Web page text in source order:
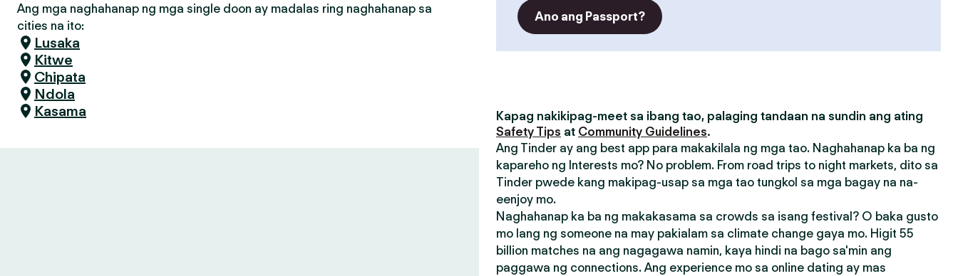
Ang mga naghahanap ng mga single doon ay madalas ring naghahanap sa
cities na ito:
Lusaka
Kitwe
Chipata
Ndola
Kasama
Ano ang Passport?
Kapag nakikipag-meet sa ibang tao, palaging tandaan na sundin ang ating
Safety Tips at Community Guidelines.
Ang Tinder ay ang best app para makakilala ng mga tao. Naghahanap ka ba ng
kapareho ng Interests mo? No problem. From road trips to night markets, dito sa
Tinder pwede kang makipag-usap sa mga tao tungkol sa mga bagay na na-
eenjoy mo.
Naghahanap ka ba ng makakasama sa crowds sa isang festival? O baka gusto
mo lang ng someone na may pakialam sa climate change gaya mo. Higit 55
billion matches na ang nagagawa namin, kaya hindi na bago sa'min ang
paggawa ng connections. Ang experience mo sa online dating ay mas